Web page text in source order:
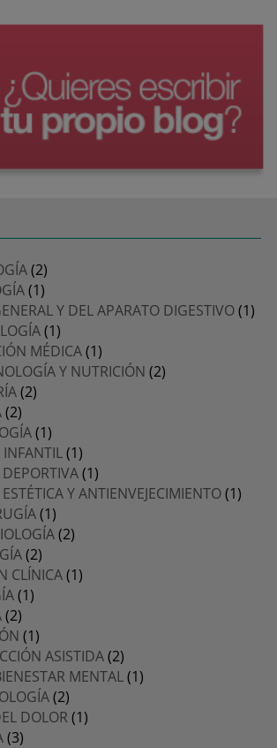
(2)
(1)
Y DEL APARATO DIGESTIVO(1)
(1)
MÉDICA(1)
Y NUTRICIÓN (2)
(2)
(2)
(1)
(1)
(1)
Y ANTIENVEJECIMIENTO(1)
(1)
(2)
(2)
CLÍNICA(1)
(1)
(2)
(1)
ASISTIDA(2)
MENTAL(1)
(2)
DOLOR(1)
(3)